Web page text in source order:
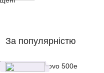
За популярністю